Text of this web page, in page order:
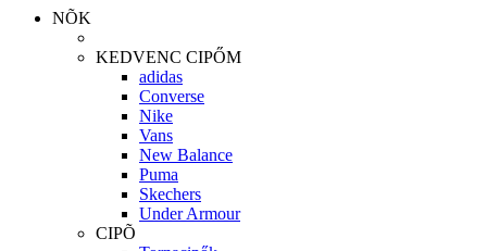
NÕK
KEDVENC CIPŐM
adidas
Converse
Nike
Vans
New Balance
Puma
Skechers
Under Armour
CIPÕ